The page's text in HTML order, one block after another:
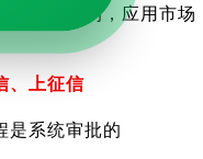
苹果都有的，应用市场
、上征信
是系统审批的